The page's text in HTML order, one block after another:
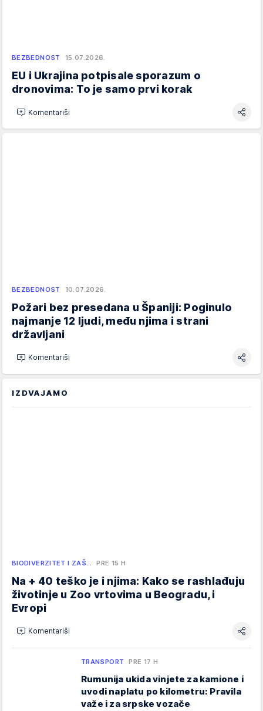
BEZBEDNOST 15.07.2026.
EU i Ukrajina potpisale sporazum o
dronovima: To je samo prvi korak
Komentariši
BEZBEDNOST 10.07.2026.
Požari bez presedana u Španiji: Poginulo
najmanje 12 ljudi, među njima i strani
državljani
Komentariši
IZDVAJAMO
BIODIVERZITET I ZAŠ… PRE 15 H
Na + 40 teško je i njima: Kako se rashlađuju
životinje u Zoo vrtovima u Beogradu, i
Evropi
Komentariši
TRANSPORT PRE 17 H
Rumunija ukida vinjete za kamione i
uvodi naplatu po kilometru: Pravila
važe i za srpske vozače